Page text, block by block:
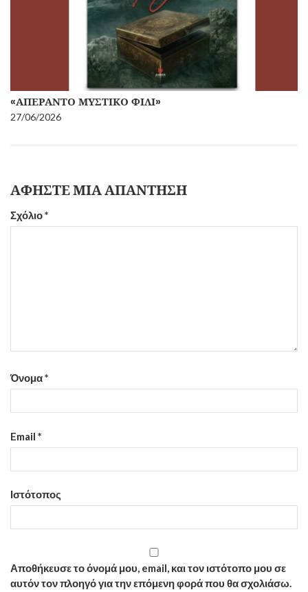
«ΑΠΈΡΑΝΤΟ ΜΥΣΤΙΚΌ ΦΙΛΊ»
27/06/2026
ΑΦΉΣΤΕ ΜΙΑ ΑΠΆΝΤΗΣΗ
Σχόλιο*
Όνομα*
Email *
Ιστότοπος
Αποθήκευσε το όνομά μου, email, και τον ιστότοπο μου σε
αυτόν τον πλοηγό για την επόμενη φορά που θα σχολιάσω.